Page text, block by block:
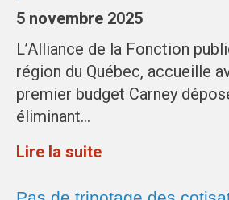
5 novembre 2025
L’Alliance de la Fonction
région du Québec, accueille
premier budget Carney
éliminant…
Lire la suite